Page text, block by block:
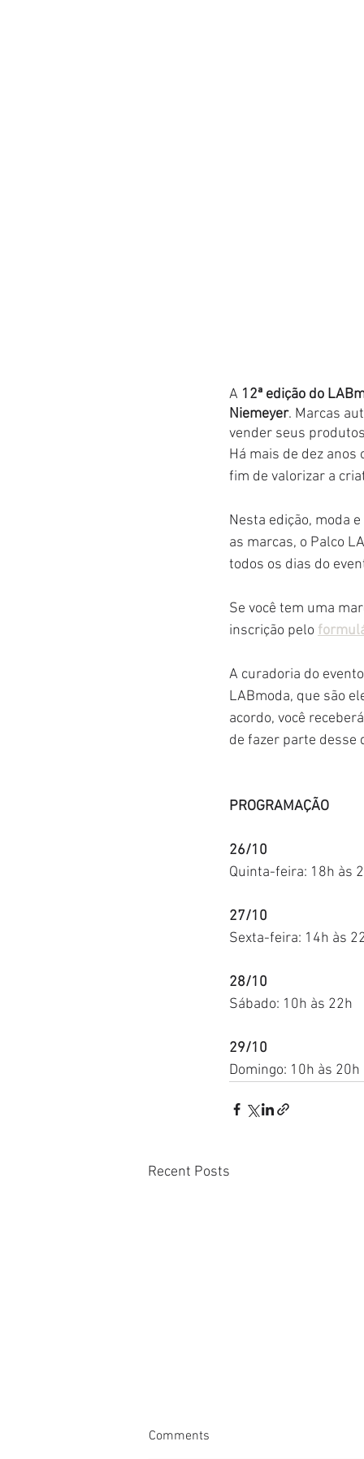
A 12ª edição do
Niemeyer. Marcas
vender seus
Há mais de dez
fim de valorizar a
Nesta edição, moda
as marcas, o Palco
todos os dias do
Se você tem uma
inscrição pelo
A curadoria do
LABmoda, que são
acordo, você
de fazer parte desse
PROGRAMAÇÃO
26/10
Quinta-feira: 18h às
27/10
Sexta-feira: 14h às
28/10
Sábado: 10h às 22h
29/10
Domingo: 10h às 20h
Recent Posts
Comments